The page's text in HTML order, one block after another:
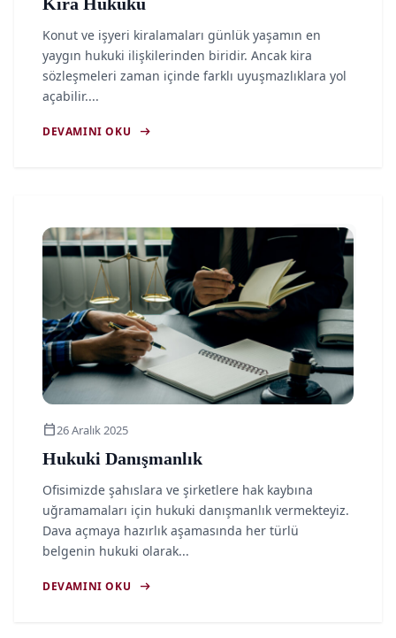
Kira Hukuku
Konut ve işyeri kiralamaları günlük yaşamın en
yaygın hukuki ilişkilerinden biridir. Ancak kira
sözleşmeleri zaman içinde farklı uyuşmazlıklara yol
açabilir....
DEVAMINI OKU arrow_right_alt
article
calendar_today26 Aralık 2025
Hukuki Danışmanlık
Ofisimizde şahıslara ve şirketlere hak kaybına
uğramamaları için hukuki danışmanlık vermekteyiz.
Dava açmaya hazırlık aşamasında her türlü
belgenin hukuki olarak...
DEVAMINI OKU arrow_right_alt